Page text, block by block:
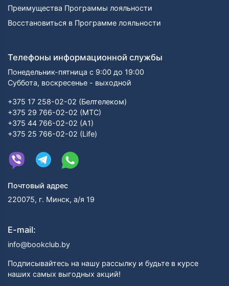
Преимущества Программы лояльности
Восстановиться в Программе лояльности
Телефоны информационной службы
Понедельник-пятница с 9:00 до 19:00
Суббота, воскресенье - выходной
+375 17 258-02-02 (Белтелеком)
+375 29 766-02-02 (МТС)
+375 44 766-02-02 (А1)
+375 25 766-02-02 (Life)
Почтовый адрес
220075, г. Минск, а/я 19
E-mail:
info@bookclub.by
Подписывайтесь на нашу рассылку и будьте в курсе
наших самых выгодных акций!